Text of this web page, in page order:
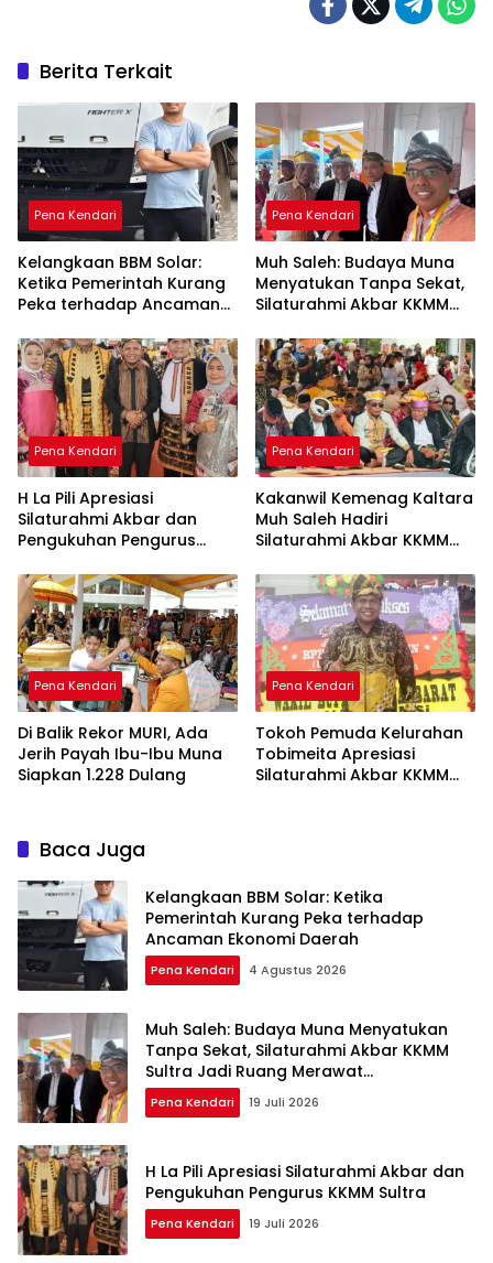
Berita Terkait
Pena Kendari
Kelangkaan BBM Solar:
Ketika Pemerintah Kurang
Peka terhadap Ancaman
Pena Kendari
Muh Saleh: Budaya Muna
Menyatukan Tanpa Sekat,
Silaturahmi Akbar KKMM
Persaudaraan
Pena Kendari
H La Pili Apresiasi
Silaturahmi Akbar dan
Pengukuhan Pengurus
Pena Kendari
Kakanwil Kemenag Kaltara
Muh Saleh Hadiri
Silaturahmi Akbar KKMM
Pena Kendari
Di Balik Rekor MURI, Ada
Jerih Payah Ibu-Ibu Muna
Siapkan 1.228 Dulang
Pena Kendari
Tokoh Pemuda Kelurahan
Tobimeita Apresiasi
Silaturahmi Akbar KKMM
Baca Juga
Kelangkaan BBM Solar: Ketika
Pemerintah Kurang Peka terhadap
Ancaman Ekonomi Daerah
Pena Kendari 4 Agustus 2026
Muh Saleh: Budaya Muna Menyatukan
Tanpa Sekat, Silaturahmi Akbar KKMM
Sultra Jadi Ruang Merawat
Persaudaraan
Pena Kendari 19 Juli 2026
H La Pili Apresiasi Silaturahmi Akbar dan
Pengukuhan Pengurus KKMM Sultra
Pena Kendari 19 Juli 2026